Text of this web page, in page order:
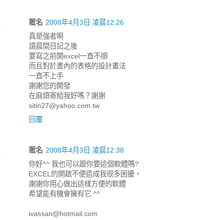
匿名 2008年4月3日 凌晨12:26
真是強者啊
讀晨間日記之後
要寫之前開excel一直不順
而且對於書內的表格的設計畫法
一直不上手
謝謝您的開發
在麻煩寄給我好嗎？謝謝
sitin27@yahoo.com.tw
回覆
匿名 2008年4月3日 凌晨12:38
你好^^ 我也可以跟你要這個軟體嗎?
EXCEL的開啟不便造成我很多困擾，
謝謝你用心做出這樣方便的軟體
希望能有機會擁有它 ^^
ivassan@hotmail.com